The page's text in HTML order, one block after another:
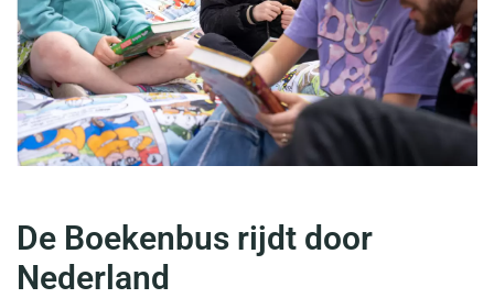
De Boekenbus rijdt door
Nederland